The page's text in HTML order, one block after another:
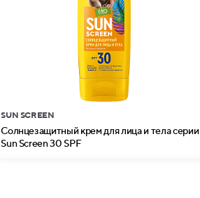
SUN SCREEN
Солнцезащитный крем для лица и тела серии
Sun Screen 30 SPF